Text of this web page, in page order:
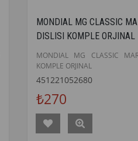
MONDIAL MG CLASSIC
DISLISI KOMPLE ORJINAL
MONDIAL MG CLASSIC
KOMPLE ORJINAL
451221052680
₺270